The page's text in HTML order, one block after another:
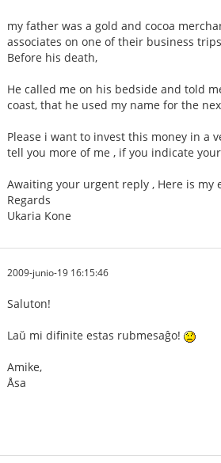
my father was a gold and cocoa
associates on one of their business
Before his death,
He called me on his bedside and told
coast, that he used my name for the
Please i want to invest this money in a
tell you more of me , if you indicate
Awaiting your urgent reply , Here is my
Regards
Ukaria Kone
2009-junio-19 16:15:46
Saluton!
Laŭ mi difinite estas rubmesaĝo!
Amike,
Åsa